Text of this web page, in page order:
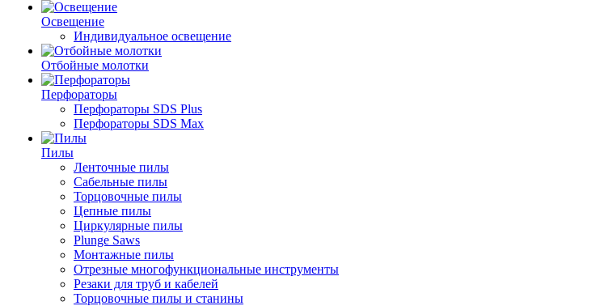
Освещение
Индивидуальное освещение
Отбойные молотки
Перфораторы
Перфораторы SDS Plus
Перфораторы SDS Max
Пилы
Ленточные пилы
Сабельные пилы
Торцовочные пилы
Цепные пилы
Циркулярные пилы
Plunge Saws
Монтажные пилы
Отрезные многофункциональные инструменты
Резаки для труб и кабелей
Торцовочные пилы и станины